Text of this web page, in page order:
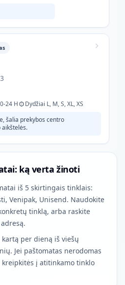
24 H
Dydžiai L, M, S, XL, XS
šalia prekybos centro
ką verta žinoti
iš 5 skirtingais tinklais:
Venipak, Unisend. Naudokite
tinklą, arba raskite
per dieną iš viešų
Jei paštomatas nerodomas
į atitinkamo tinklo